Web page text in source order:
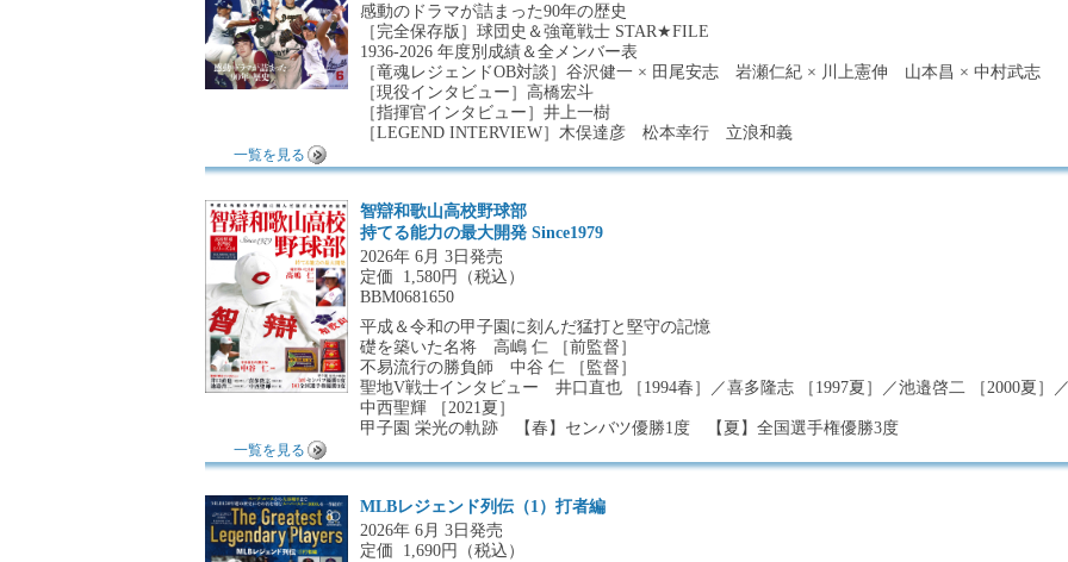
感動のドラマが詰まった90年の歴史
［完全保存版］球団史＆強竜戦士 STAR★FILE
1936-2026 年度別成績＆全メンバー表
［竜魂レジェンドOB対談］谷沢健一 × 田尾安志 岩瀬仁紀 × 川上憲伸 山本昌 × 中村武志
［現役インタビュー］高橋宏斗
［指揮官インタビュー］井上一樹
［LEGEND INTERVIEW］木俣達彦 松本幸行 立浪和義
一覧を見る
智辯和歌山高校野球部
持てる能力の最大開発 Since1979
2026年 6月 3日発売
定価 1,580円（税込）
BBM0681650
平成＆令和の甲子園に刻んだ猛打と堅守の記憶
礎を築いた名将 高嶋 仁 ［前監督］
不易流行の勝負師 中谷 仁 ［監督］
聖地V戦士インタビュー 井口直也 ［1994春］／喜多隆志 ［1997夏］／池邉啓二 ［2000夏］
中西聖輝 ［2021夏］
甲子園 栄光の軌跡 【春】センバツ優勝1度 【夏】全国選手権優勝3度
一覧を見る
MLBレジェンド列伝（1）打者編
2026年 6月 3日発売
定価 1,690円（税込）